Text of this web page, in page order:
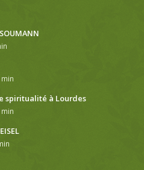
spiritualité à Lourdes